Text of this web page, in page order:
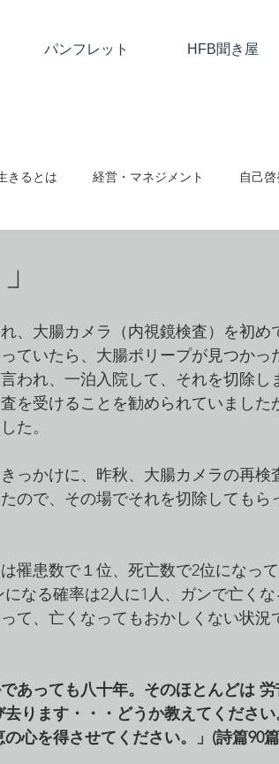
パンフレット HFB聞き屋
きるとは 経営・マネジメント 自己
・復活祭・アドベント クリスチャン
、大腸カメラ（内視鏡検査）を初め
ていたら、大腸ポリープが見つかっ
われ、一泊入院して、それを切除し
を受けることを勧められていました
た。
っかけに、昨秋、大腸カメラの再検
ので、その場でそれを切除してもら
罹患数で１位、死亡数で2位になっ
なる確率は2人に1人、ガンで亡く
て、亡くなってもおかしくない状況
あっても八十年。そのほとんどは
ります・・・どうか教えてくださ
心を得させてください。」(詩篇90